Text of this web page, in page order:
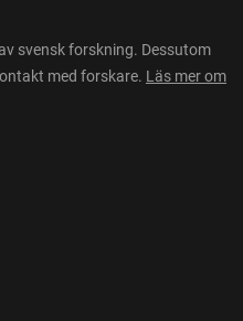
svensk forskning. Dessutom
med forskare. Läs mer om